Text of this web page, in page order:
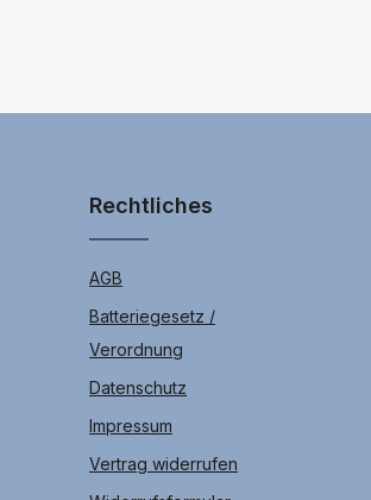
Rechtliches
AGB
Batteriegesetz /
Verordnung
Datenschutz
Impressum
Vertrag widerrufen